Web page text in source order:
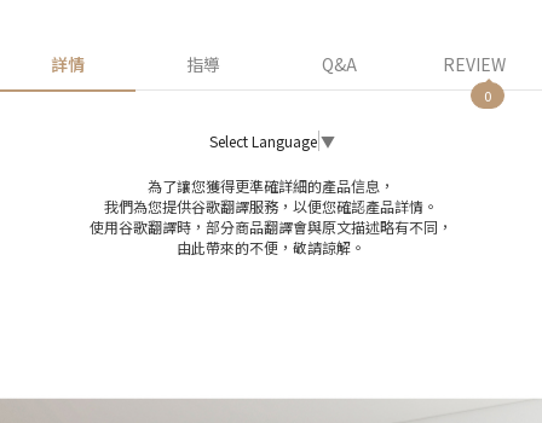
詳情 指導 Q&A REVIEW
0
Select Language ▼
為了讓您獲得更準確詳細的產品信息，
我們為您提供谷歌翻譯服務，以便您確認產品詳情。
使用谷歌翻譯時，部分商品翻譯會與原文描述略有不同，
由此帶來的不便，敬請諒解。